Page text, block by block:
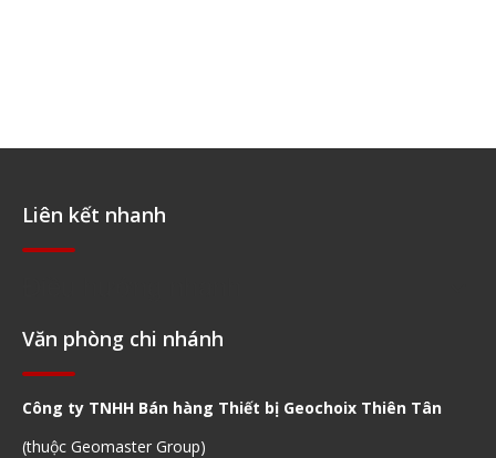
Liên kết nhanh
Văn phòng chi nhánh
Công ty TNHH Bán hàng Thiết bị Geochoix Thiên Tân
(thuộc Geomaster Group)